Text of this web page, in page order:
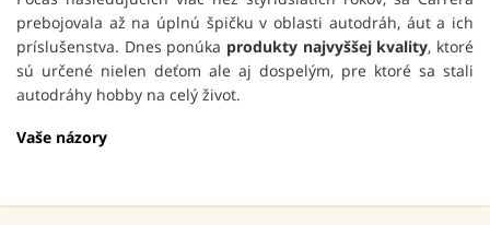
prebojovala až na úplnú špičku v oblasti autodráh, áut a ich
príslušenstva. Dnes ponúka produkty najvyššej kvality, ktoré
sú určené nielen deťom ale aj dospelým, pre ktoré sa stali
autodráhy hobby na celý život.
Vaše názory